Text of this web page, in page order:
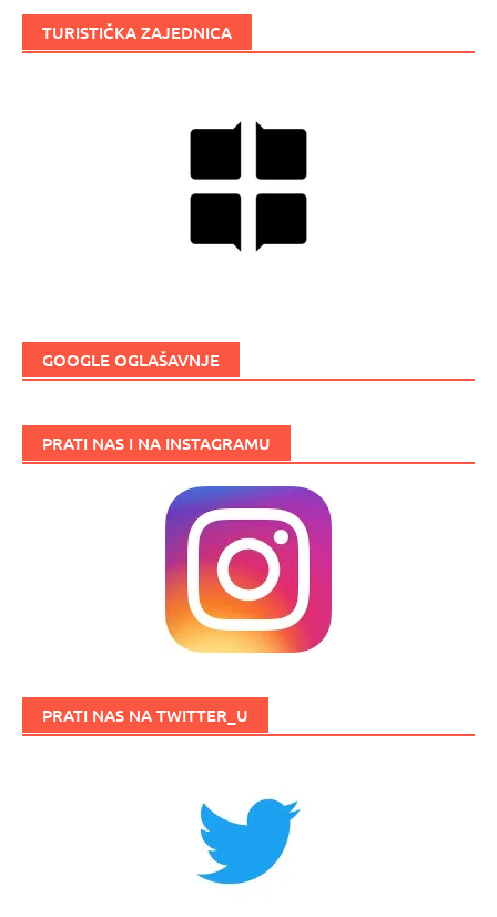
TURISTIČKA ZAJEDNICA
GOOGLE OGLAŠAVNJE
PRATI NAS I NA INSTAGRAMU
PRATI NAS NA TWITTER_U